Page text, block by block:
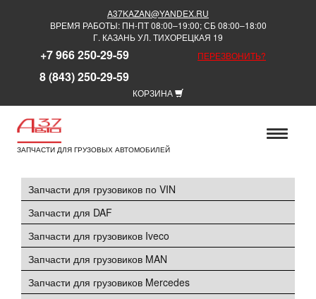
A37KAZAN@YANDEX.RU
ВРЕМЯ РАБОТЫ: ПН-ПТ 08:00–19:00; СБ 08:00–18:00
Г. КАЗАНЬ УЛ. ТИХОРЕЦКАЯ 19
+7 966 250-29-59
8 (843) 250-29-59
ПЕРЕЗВОНИТЬ?
КОРЗИНА
ЗАПЧАСТИ ДЛЯ ГРУЗОВЫХ АВТОМОБИЛЕЙ
Запчасти для грузовиков по VIN
Запчасти для DAF
Запчасти для грузовиков Iveco
Запчасти для грузовиков MAN
Запчасти для грузовиков Mercedes